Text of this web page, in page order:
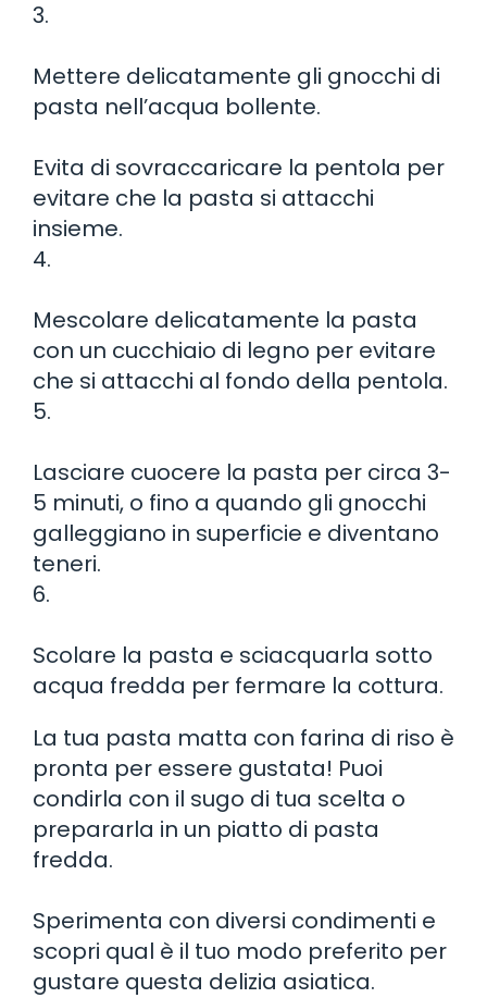
3.
Mettere delicatamente gli gnocchi di
pasta nell’acqua bollente.
Evita di sovraccaricare la pentola per
evitare che la pasta si attacchi
insieme.
4.
Mescolare delicatamente la pasta
con un cucchiaio di legno per evitare
che si attacchi al fondo della pentola.
5.
Lasciare cuocere la pasta per circa 3-
5 minuti, o fino a quando gli gnocchi
galleggiano in superficie e diventano
teneri.
6.
Scolare la pasta e sciacquarla sotto
acqua fredda per fermare la cottura.
La tua pasta matta con farina di riso è
pronta per essere gustata! Puoi
condirla con il sugo di tua scelta o
prepararla in un piatto di pasta
fredda.
Sperimenta con diversi condimenti e
scopri qual è il tuo modo preferito per
gustare questa delizia asiatica.